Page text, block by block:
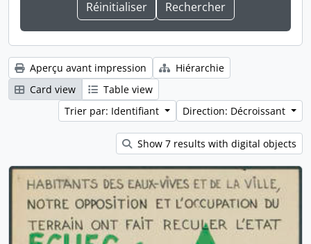
Aperçu avant impression
Hiérarchie
Card view
Table view
Trier par: Identifiant
Direction: Décroissant
Show 7 results with digital objects